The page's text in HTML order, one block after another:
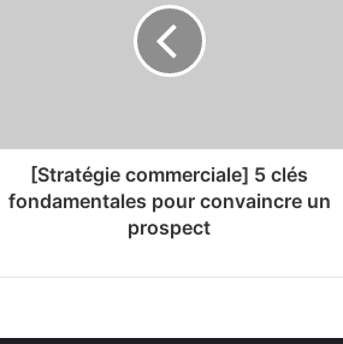
[Stratégie commerciale] 5 clés
fondamentales pour convaincre un
prospect